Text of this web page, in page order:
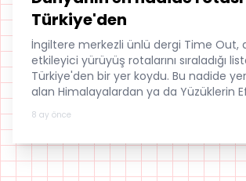
Türkiye'den
İngiltere merkezli ünlü dergi Time Out,
etkileyici yürüyüş rotalarını sıraladığı
Türkiye'den bir yer koydu. Bu nadide
alan Himalayalardan ya da Yüzüklerin
Mordor sahnelerinin çekildiği Tongariro
Park'ından önce geliyor.
8 ay önce